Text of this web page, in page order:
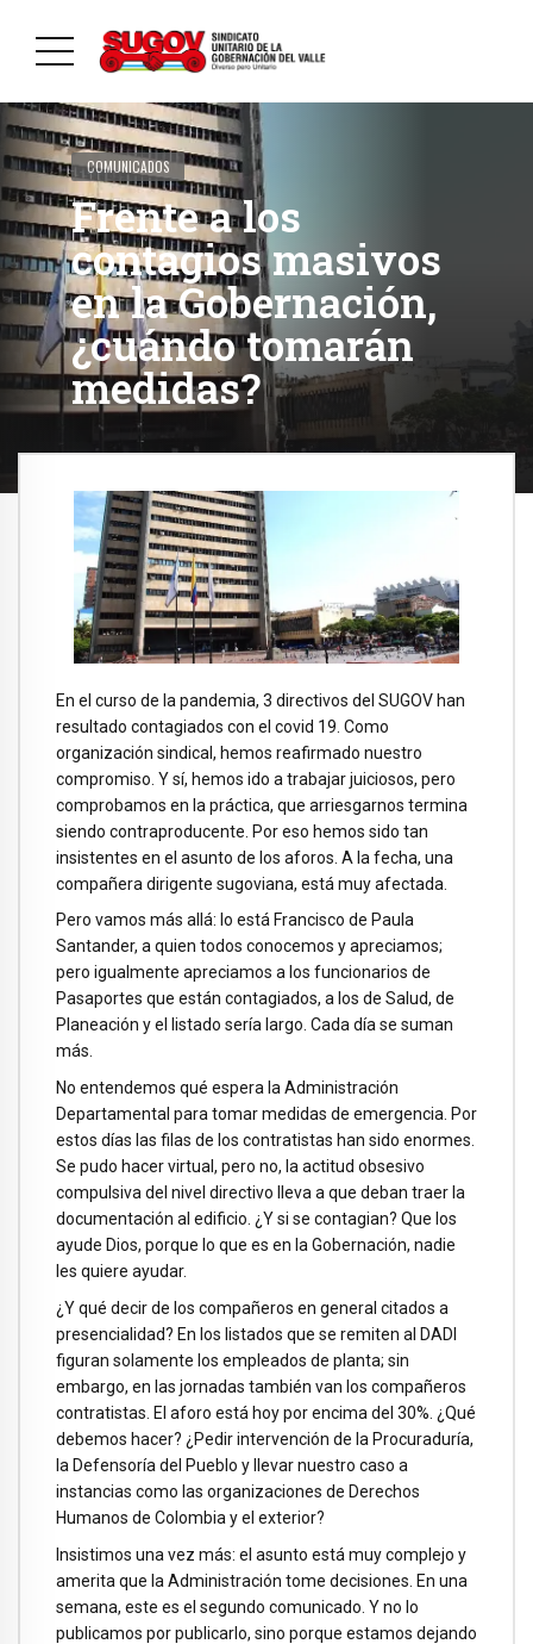
COMUNICADOS
Frente a los
contagios masivos
en la Gobernación,
¿cuándo tomarán
medidas?
En el curso de la pandemia, 3 directivos del SUGOV han
resultado contagiados con el covid 19. Como
organización sindical, hemos reafirmado nuestro
compromiso. Y sí, hemos ido a trabajar juiciosos, pero
comprobamos en la práctica, que arriesgarnos termina
siendo contraproducente. Por eso hemos sido tan
insistentes en el asunto de los aforos. A la fecha, una
compañera dirigente sugoviana, está muy afectada.
Pero vamos más allá: lo está Francisco de Paula
Santander, a quien todos conocemos y apreciamos;
pero igualmente apreciamos a los funcionarios de
Pasaportes que están contagiados, a los de Salud, de
Planeación y el listado sería largo. Cada día se suman
más.
No entendemos qué espera la Administración
Departamental para tomar medidas de emergencia. Por
estos días las filas de los contratistas han sido enormes.
Se pudo hacer virtual, pero no, la actitud obsesivo
compulsiva del nivel directivo lleva a que deban traer la
documentación al edificio. ¿Y si se contagian? Que los
ayude Dios, porque lo que es en la Gobernación, nadie
les quiere ayudar.
¿Y qué decir de los compañeros en general citados a
presencialidad? En los listados que se remiten al DADI
figuran solamente los empleados de planta; sin
embargo, en las jornadas también van los compañeros
contratistas. El aforo está hoy por encima del 30%. ¿Qué
debemos hacer? ¿Pedir intervención de la Procuraduría,
la Defensoría del Pueblo y llevar nuestro caso a
instancias como las organizaciones de Derechos
Humanos de Colombia y el exterior?
Insistimos una vez más: el asunto está muy complejo y
amerita que la Administración tome decisiones. En una
semana, este es el segundo comunicado. Y no lo
publicamos por publicarlo, sino porque estamos dejando